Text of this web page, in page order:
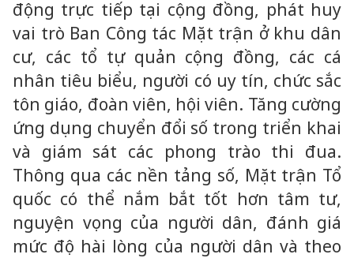
động trực tiếp tại cộng đồng, phát huy
vai trò Ban Công tác Mặt trận ở khu dân
cư, các tổ tự quản cộng đồng, các cá
nhân tiêu biểu, người có uy tín, chức sắc
tôn giáo, đoàn viên, hội viên. Tăng cường
ứng dụng chuyển đổi số trong triển khai
và giám sát các phong trào thi đua.
Thông qua các nền tảng số, Mặt trận Tổ
quốc có thể nắm bắt tốt hơn tâm tư,
nguyện vọng của người dân, đánh giá
mức độ hài lòng của người dân và theo